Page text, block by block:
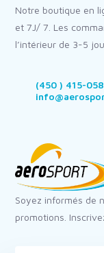
Notre boutique en
et 7J/ 7. Les
l’intérieur de 3-5
(450 ) 415-
Soyez informés de
promotions.